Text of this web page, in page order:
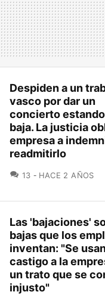
Despiden a un
vasco por dar un
concierto
baja. La justicia
empresa a
readmitirlo
13 COMENTARIOS
HACE 2 AÑOS
Las 'bajaciones'
bajas que los
inventan: "Se
castigo a la
un trato que se
injusto"